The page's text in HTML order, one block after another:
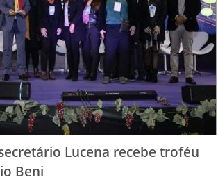
Lucena recebe troféu
Beni